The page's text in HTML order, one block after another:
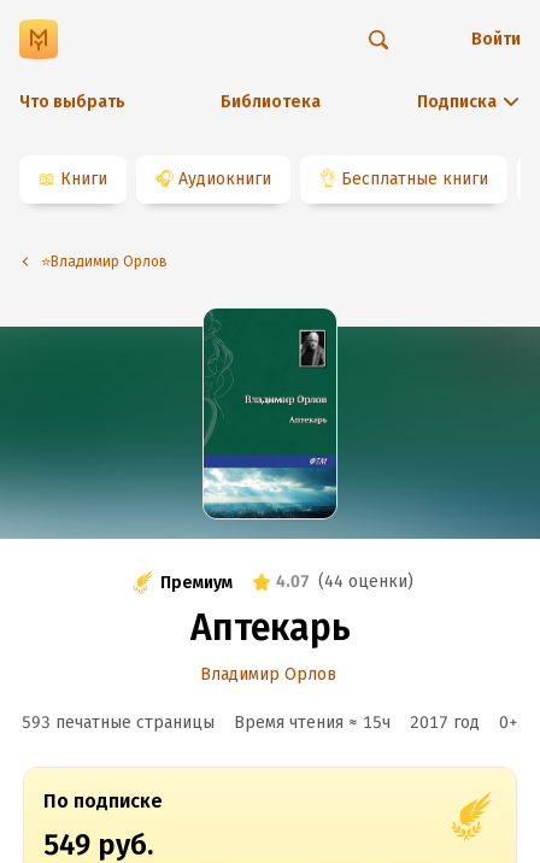
Что выбрать Библиотека Подписка
Войти
📖 Книги 🎧 Аудиокниги 👌 Бесплатные книги
⭐️Владимир Орлов
Премиум 4.07 (44 оценки)
Аптекарь
Владимир Орлов
593 печатные страницы Время чтения ≈ 15ч 2017 год 0+
По подписке
549 руб.